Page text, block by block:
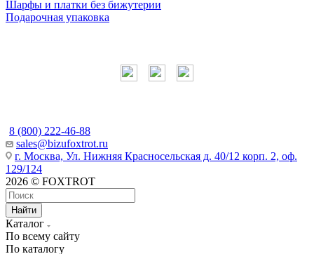
Шарфы и платки без бижутерии
Подарочная упаковка
8 (800) 222-46-88
sales@bizufoxtrot.ru
г. Москва, Ул. Нижняя Красносельская д. 40/12 корп. 2, оф.
129/124
2026 © FOXTROT
Найти
Каталог
По всему сайту
По каталогу